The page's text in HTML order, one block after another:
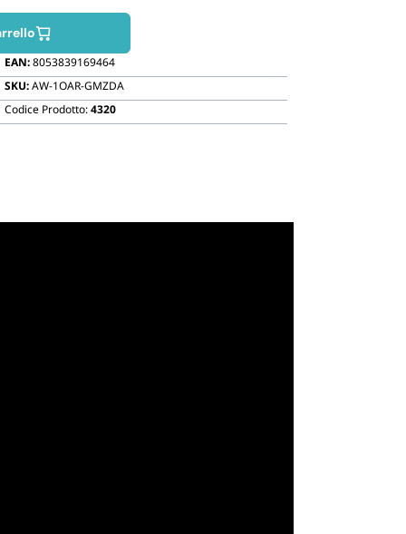
EAN:8053839169464
SKU:AW-1OAR-GMZDA
Codice Prodotto:4320